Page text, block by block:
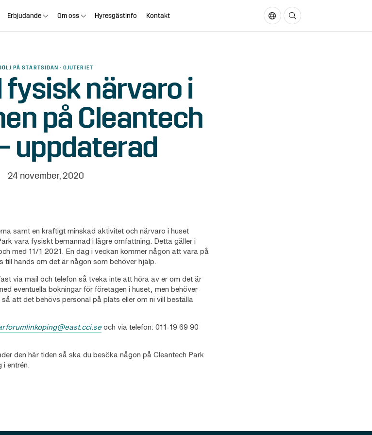
Erbjudande Om oss Hyresgästinfo Kontakt In EnglishSök på sidan
PÅ STARTSIDAN · GJUTERIET
fysisk närvaro i
på Cleantech
uppdaterad
24 november, 2020
samt en kraftigt minskad aktivitet och närvaro i huset
vara fysiskt bemannad i lägre omfattning. Detta gäller i
med 11/1 2021. En dag i veckan kommer någon att vara på
hands om det är någon som behöver hjälp.
via mail och telefon så tveka inte att höra av er om det är
eventuella bokningar för företagen i huset, men behöver
att det behövs personal på plats eller om ni vill beställa
och via telefon: 011-19 69 90
den här tiden så ska du besöka någon på Cleantech Park
i entrén.